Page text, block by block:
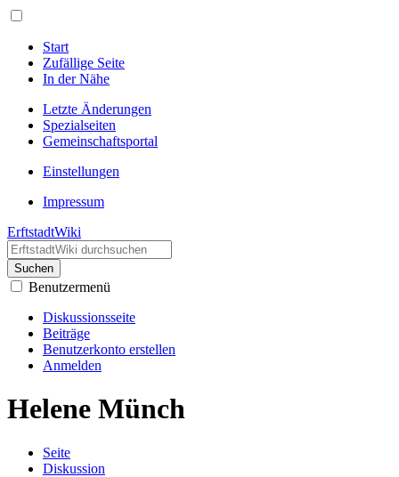
Start
Zufällige Seite
In der Nähe
Letzte Änderungen
Spezialseiten
Gemeinschafts­portal
Einstellungen
Impressum
ErftstadtWiki
Suchen
Benutzermenü
Diskussionsseite
Beiträge
Benutzerkonto erstellen
Anmelden
Helene Münch
Seite
Diskussion